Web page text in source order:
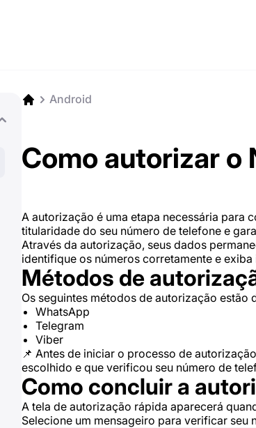
Android
Como autorizar o
A autorização é uma etapa necessária para
titularidade do seu número de telefone e
Através da autorização, seus dados
identifique os números corretamente e
Métodos de
Os seguintes métodos de autorização
WhatsApp
Telegram
Viber
📌 Antes de iniciar o processo de
escolhido e que verificou seu número de
Como concluir a
A tela de autorização rápida aparecerá
Selecione um mensageiro para verificar seu